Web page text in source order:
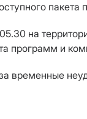
на
программ и
временные